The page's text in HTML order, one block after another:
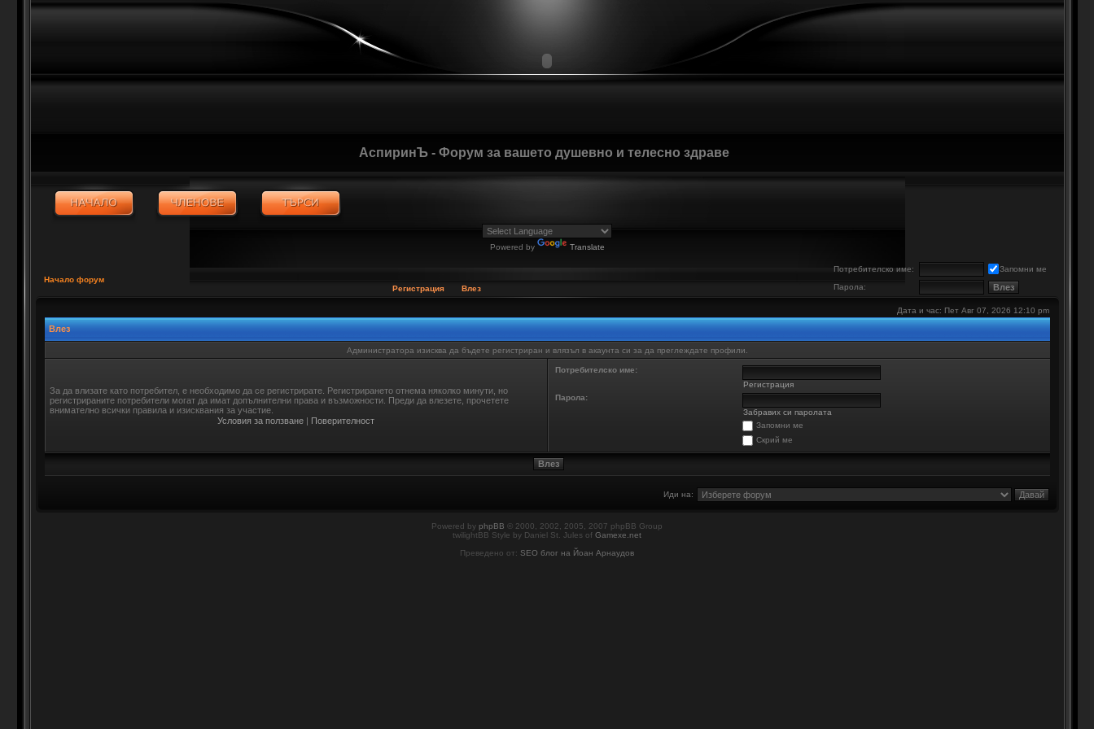
АспиринЪ - Форум за вашето душевно и телесно здраве
Powered by Translate
Потребителско име:
Запомни ме
Парола:
Начало форум
Регистрация
Влез
Дата и час: Пет Авг 07, 2026 12:10 pm
Влез
Администратора изисква да бъдете регистриран и влязъл в акаунта си за да преглеждате профили.
За да влизате като потребител, е необходимо да се регистрирате. Регистрирането отнема няколко минути, но
регистрираните потребители могат да имат допълнителни права и възможности. Преди да влезете, прочетете
внимателно всички правила и изисквания за участие.
Условия за ползване | Поверителност
Потребителско име:
Регистрация
Парола:
Забравих си паролата
Запомни ме
Скрий ме
Иди на:
Powered by phpBB © 2000, 2002, 2005, 2007 phpBB Group
twilightBB Style by Daniel St. Jules of Gamexe.net
Преведено от: SEO блог на Йоан Арнаудов